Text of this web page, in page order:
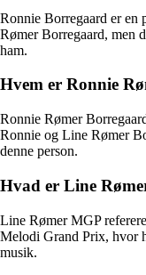
Ronnie Borregaard er en
Rømer Borregaard, men
ham.
Hvem er Ronnie
Ronnie Rømer
Ronnie og Line Rømer
denne person.
Hvad er Line
Line Rømer MGP
Melodi Grand Prix, hvor
musik.